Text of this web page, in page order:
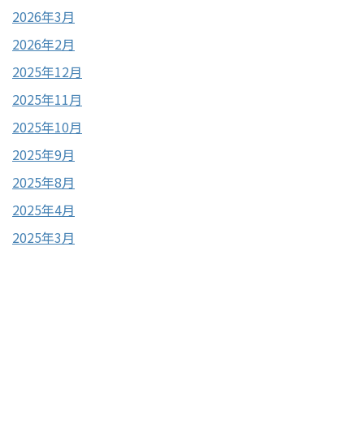
2026年3月
2026年2月
2025年12月
2025年11月
2025年10月
2025年9月
2025年8月
2025年4月
2025年3月